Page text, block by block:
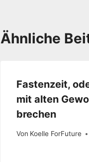
Ähnliche
Fastenzeit,
mit alten
brechen
Von Koelle ForFuture